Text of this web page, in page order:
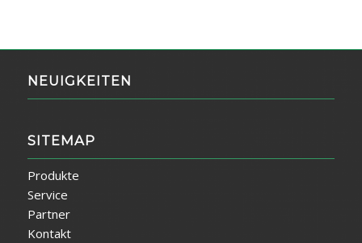
NEUIGKEITEN
SITEMAP
Produkte
Service
Partner
Kontakt